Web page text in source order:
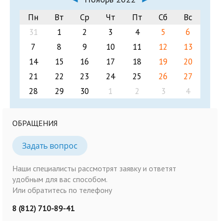
Пн Вт Ср Чт Пт Сб
Вс
31
1 2 3 4 5
6
7
8 9 10 11 12
13
14
15 16 17 18 19
20
21
22 23 24 25 26
27
28
29 30 1 2 3 4
ОБРАЩЕНИЯ
Задать вопрос
Наши специалисты рассмотрят заявку и ответят
удобным для вас способом.
Или обратитесь по телефону
8 (812) 710-89-41